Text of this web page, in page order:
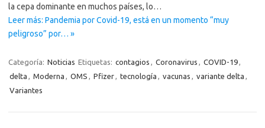
la cepa dominante en muchos países, lo…
Leer más: Pandemia por Covid-19, está en un momento “muy
peligroso” por… »
Categoría: Noticias Etiquetas: contagios , Coronavirus , COVID-19,
delta , Moderna , OMS , Pfizer, tecnología , vacunas , variante delta ,
Variantes